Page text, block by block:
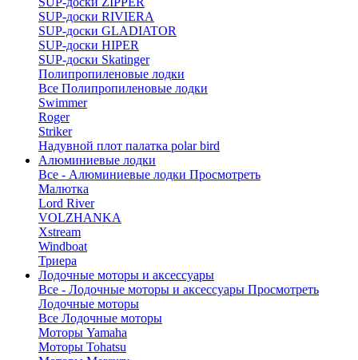
SUP-доски RIVIERA
SUP-доски GLADIATOR
SUP-доски HIPER
SUP-доски Skatinger
Полипропиленовые лодки
Все Полипропиленовые лодки
Swimmer
Roger
Striker
Надувной плот палатка polar bird
Алюминиевые лодки
Все - Алюминиевые лодки Просмотреть
Малютка
Lord River
VOLZHANKA
Xstream
Windboat
Триера
Лодочные моторы и аксессуары
Все - Лодочные моторы и аксессуары Просмотреть
Лодочные моторы
Все Лодочные моторы
Моторы Yamaha
Моторы Tohatsu